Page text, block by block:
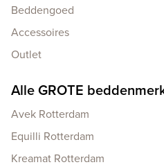
Beddengoed
Accessoires
Outlet
Alle GROTE
Avek Rotterdam
Equilli Rotterdam
Kreamat Rotterdam